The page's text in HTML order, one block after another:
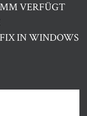
VERFÜGT
IN WINDOWS